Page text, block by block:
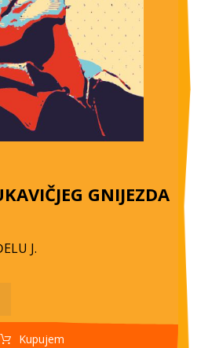
GNIJEZDA
J.
Kupujem